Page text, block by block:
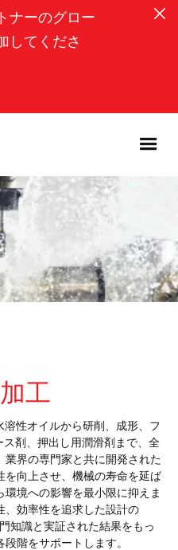
ナーのグロー
してくださ
工
性オイルから研削、成形、フ
ス剤、押出し用潤滑剤まで、全
界の専門家と共に開発された
を向上させ、機械の寿命を延ば
環境への影響を最小限に抑えま
、効率性を追求した設計の
知識と実証された結果をもっ
階をサポートします。